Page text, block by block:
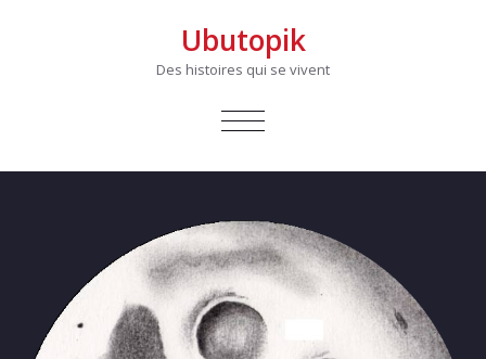
Ubutopik
Des histoires qui se vivent
AFFICHER/MASQUER